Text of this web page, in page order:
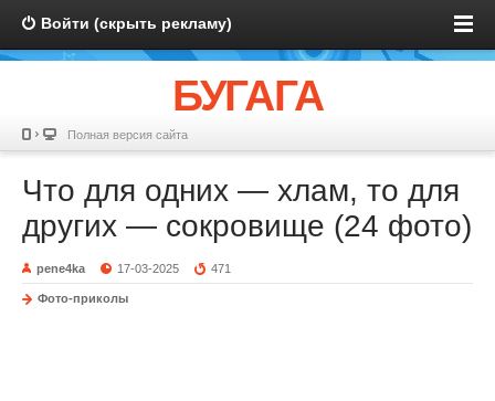
Войти (скрыть рекламу)
БУГАГА
Полная версия сайта
Что для одних — хлам, то для
других — сокровище (24 фото)
pene4ka 17-03-2025 471
Фото-приколы